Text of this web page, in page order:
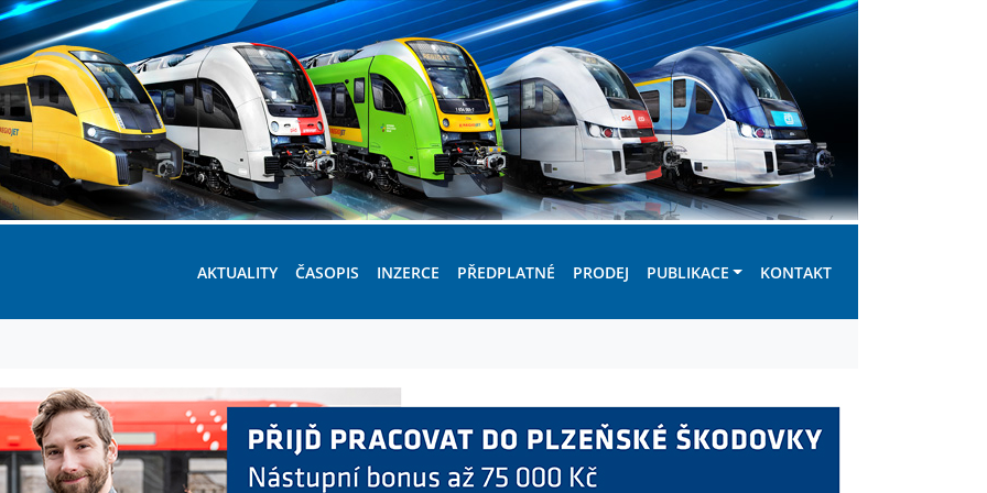
AKTUALITY ČASOPIS INZERCE PŘEDPLATNÉ PRODEJ PUBLIKACE KONTAKT